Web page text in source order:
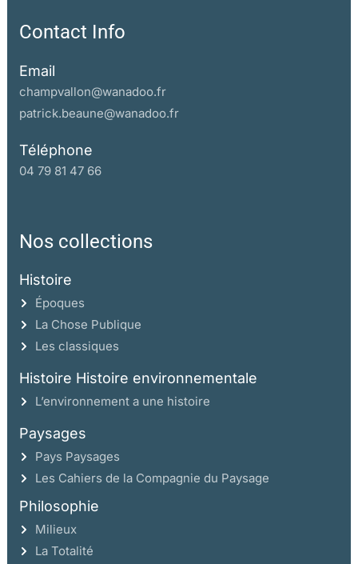
Contact Info
Email
champvallon@wanadoo.fr
patrick.beaune@wanadoo.fr
Téléphone
04 79 81 47 66
Nos collections
Histoire
Époques
La Chose Publique
Les classiques
Histoire Histoire environnementale
L’environnement a une histoire
Paysages
Pays Paysages
Les Cahiers de la Compagnie du Paysage
Philosophie
Milieux
La Totalité